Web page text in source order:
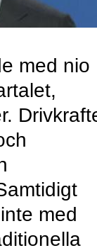
med nio
med